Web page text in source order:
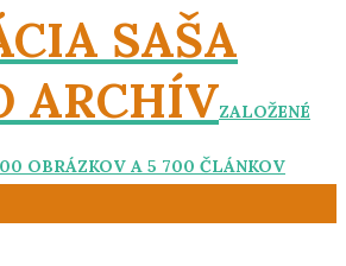
SAŠA
ARCHÍVZALOŽENÉ
OBRÁZKOV A 5 700 ČLÁNKOV